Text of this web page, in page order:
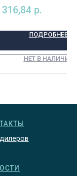
8/6
15058
316,84 р.
ПОДРОБНЕЕ
НЕТ В НАЛИЧИИ